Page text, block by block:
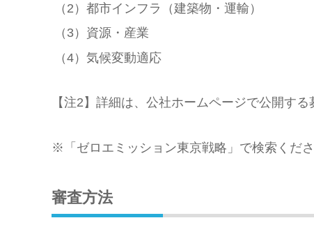
（2）都市インフラ（建築物・運輸）
（3）資源・産業
（4）気候変動適応
【注2】詳細は、公社ホームページで公開する
※「ゼロエミッション東京戦略」で検索くださ
審査方法